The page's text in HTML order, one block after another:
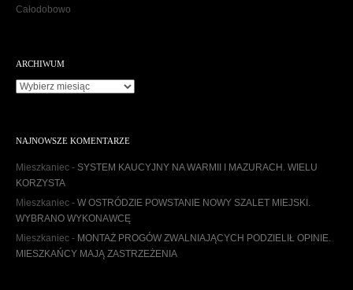
Całodobowo
ARCHIWUM
Archiwum
NAJNOWSZE KOMENTARZE
Mieszkaniec - SYSTEM KAUCYJNY NA WARMII I MAZURACH. WIELU
KORZYSTA
Mieszkaniec - W OSTRÓDZIE POWSTANIE NOWY SZALET MIEJSKI.
WYBRANO WYKONAWCĘ
Mieszkaniec - MONTAŻ PROGÓW ZWALNIAJĄCYCH PODZIELIŁ OPINIE.
MIESZKAŃCY MAJĄ ZASTRZEŻENIA